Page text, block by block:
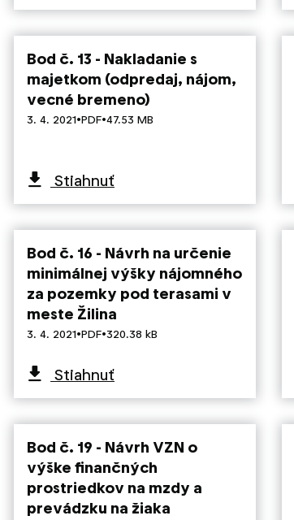
Bod č. 13 - Nakladanie s
majetkom (odpredaj, nájom,
vecné bremeno)
3. 4. 2021·PDF·47.53 MB
Stiahnuť
Bod č. 16 - Návrh na určenie
minimálnej výšky nájomného
za pozemky pod terasami v
meste Žilina
3. 4. 2021·PDF·320.38 kB
Stiahnuť
Bod č. 19 - Návrh VZN o
výške finančných
prostriedkov na mzdy a
prevádzku na žiaka